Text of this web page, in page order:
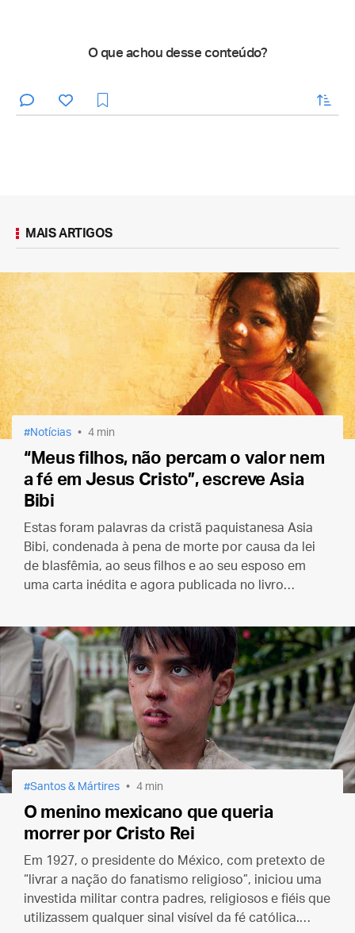
O que achou desse conteúdo?
enviar
MAIS ARTIGOS
Notícias 4 min
“Meus filhos, não percam o valor nem
a fé em Jesus Cristo”, escreve Asia
Bibi
Estas foram palavras da cristã paquistanesa Asia
Bibi, condenada à pena de morte por causa da lei
de blasfêmia, ao seus filhos e ao seu esposo em
uma carta inédita e agora publicada no livro
Santos & Mártires 4 min
O menino mexicano que queria
morrer por Cristo Rei
Em 1927, o presidente do México, com pretexto de
“livrar a nação do fanatismo religioso”, iniciou uma
investida militar contra padres, religiosos e fiéis que
utilizassem qualquer sinal visível da fé católica.